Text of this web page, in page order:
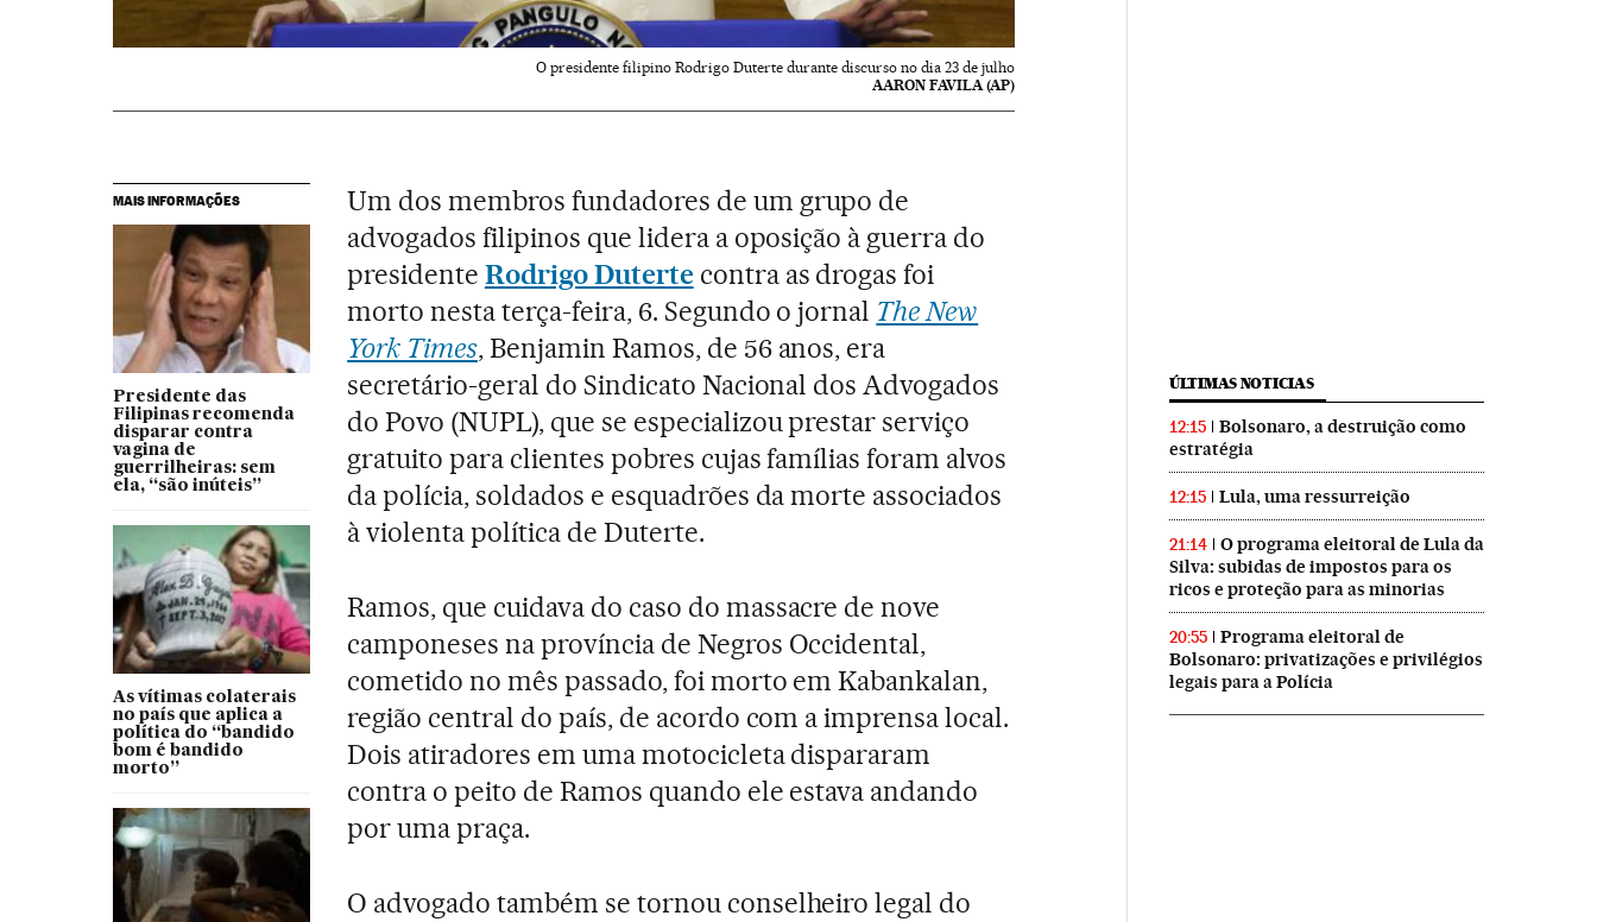
O presidente filipino Rodrigo Duterte durante discurso no dia 23 de julho
AARON FAVILA (AP)
MAIS INFORMAÇÕES
Presidente das
Filipinas recomenda
disparar contra
vagina de
guerrilheiras: sem
ela, “são inúteis”
As vítimas colaterais
no país que aplica a
política do “bandido
bom é bandido
morto”
Um dos membros fundadores de um grupo de
advogados filipinos que lidera a oposição à guerra do
presidente Rodrigo Dutertecontra as drogas foi
morto nesta terça-feira, 6. Segundo o jornal The New
York Times, Benjamin Ramos, de 56 anos, era
secretário-geral do Sindicato Nacional dos Advogados
do Povo (NUPL), que se especializou prestar serviço
gratuito para clientes pobres cujas famílias foram alvos
da polícia, soldados e esquadrões da morte associados
à violenta política de Duterte.
Ramos, que cuidava do caso do massacre de nove
camponeses na província de Negros Occidental,
cometido no mês passado, foi morto em Kabankalan,
região central do país, de acordo com a imprensa local.
Dois atiradores em uma motocicleta dispararam
contra o peito de Ramos quando ele estava andando
por uma praça.
O advogado também se tornou conselheiro legal do
ÚLTIMAS NOTICIAS
12:15
Bolsonaro, a destruição como
estratégia
12:15 Lula, uma ressurreição
21:14
O programa eleitoral de Lula da
Silva: subidas de impostos para os
ricos e proteção para as minorias
20:55
Programa eleitoral de
Bolsonaro: privatizações e privilégios
legais para a Polícia